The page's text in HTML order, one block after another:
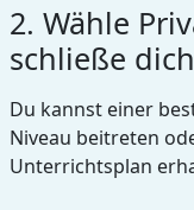
2. Wähle
schließe
Du kannst einer
Niveau beitreten
Unterrichtsplan